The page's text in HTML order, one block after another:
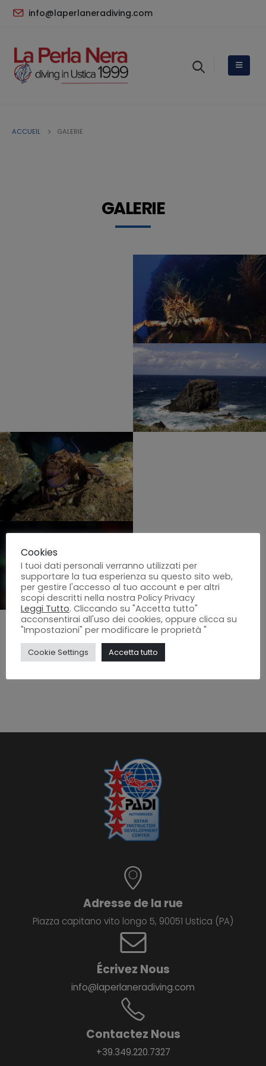
info@laperlaneradiving.com
ACCUEIL GALERIE
GALERIE
Adresse de la rue
Piazza capitano vito longo 5, 90051 Ustica (PA)
Écrivez Nous
info@laperlaneradiving.com
Contactez Nous
+39.349.220.7327
Cookies
I tuoi dati personali verranno utilizzati per
supportare la tua esperienza su questo sito web,
per gestire l'accesso al tuo account e per altri
scopi descritti nella nostra Policy Privacy
Leggi Tutto. Cliccando su "Accetta tutto"
acconsentirai all'uso dei cookies, oppure clicca su
"Impostazioni" per modificare le proprietà "
Cookie Settings Accetta tutto